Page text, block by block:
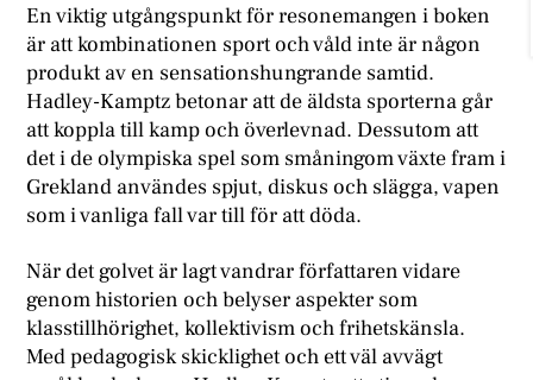
En viktig utgångspunkt för resonemangen i boken
är att kombinationen sport och våld inte är någon
produkt av en sensationshungrande samtid.
Hadley-Kamptz betonar att de äldsta sporterna går
att koppla till kamp och överlevnad. Dessutom att
det i de olympiska spel som småningom växte fram i
Grekland användes spjut, diskus och slägga, vapen
som i vanliga fall var till för att döda.
När det golvet är lagt vandrar författaren vidare
genom historien och belyser aspekter som
klasstillhörighet, kollektivism och frihetskänsla.
Med pedagogisk skicklighet och ett väl avvägt